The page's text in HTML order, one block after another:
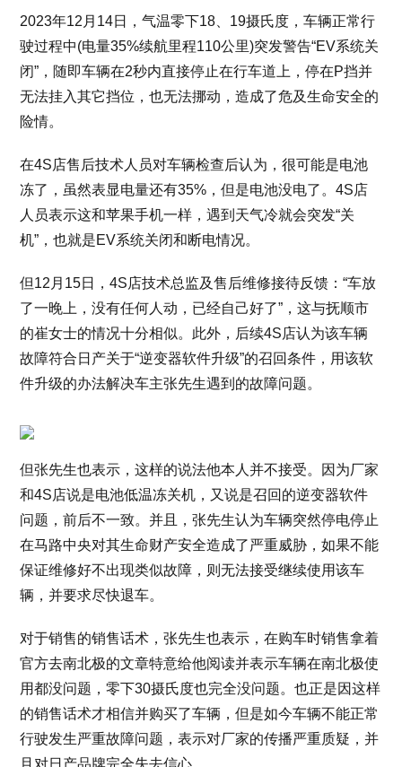
2023年12月14日，气温零下18、19摄氏度，车辆正常行
驶过程中(电量35%续航里程110公里)突发警告“EV系统关
闭”，随即车辆在2秒内直接停止在行车道上，停在P挡并
无法挂入其它挡位，也无法挪动，造成了危及生命安全的
险情。
在4S店售后技术人员对车辆检查后认为，很可能是电池
冻了，虽然表显电量还有35%，但是电池没电了。4S店
人员表示这和苹果手机一样，遇到天气冷就会突发“关
机”，也就是EV系统关闭和断电情况。
但12月15日，4S店技术总监及售后维修接待反馈：“车放
了一晚上，没有任何人动，已经自己好了”，这与抚顺市
的崔女士的情况十分相似。此外，后续4S店认为该车辆
故障符合日产关于“逆变器软件升级”的召回条件，用该软
件升级的办法解决车主张先生遇到的故障问题。
但张先生也表示，这样的说法他本人并不接受。因为厂家
和4S店说是电池低温冻关机，又说是召回的逆变器软件
问题，前后不一致。并且，张先生认为车辆突然停电停止
在马路中央对其生命财产安全造成了严重威胁，如果不能
保证维修好不出现类似故障，则无法接受继续使用该车
辆，并要求尽快退车。
对于销售的销售话术，张先生也表示，在购车时销售拿着
官方去南北极的文章特意给他阅读并表示车辆在南北极使
用都没问题，零下30摄氏度也完全没问题。也正是因这样
的销售话术才相信并购买了车辆，但是如今车辆不能正常
行驶发生严重故障问题，表示对厂家的传播严重质疑，并
且对日产品牌完全失去信心。